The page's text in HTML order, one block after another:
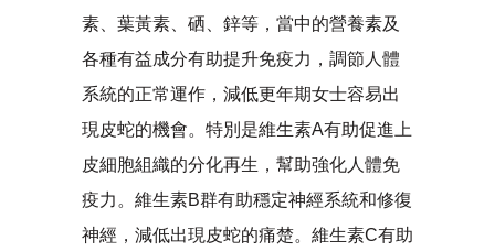
素、葉黃素、硒、鋅等，當中的營養素及
各種有益成分有助提升免疫力，調節人體
系統的正常運作，減低更年期女士容易出
現皮蛇的機會。特別是維生素A有助促進上
皮細胞組織的分化再生，幫助強化人體免
疫力。維生素B群有助穩定神經系統和修復
神經，減低出現皮蛇的痛楚。維生素C有助